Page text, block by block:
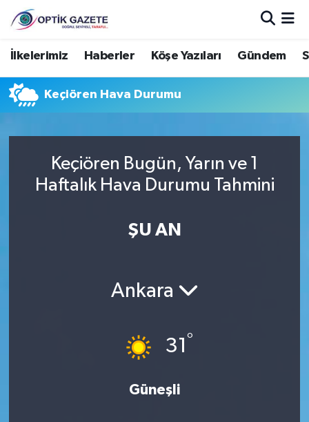
İlkelerimiz Haberler Köşe Yazıları Gündem
Keçiören Hava Durumu
Keçiören Bugün, Yarın ve 1
Haftalık Hava Durumu Tahmini
ŞU AN
Ankara
31 °
Güneşli
Nöbetçi Eczaneler
Hava Durumu
Trafik Durumu
Süper Lig Puan Durumu ve Fikstür